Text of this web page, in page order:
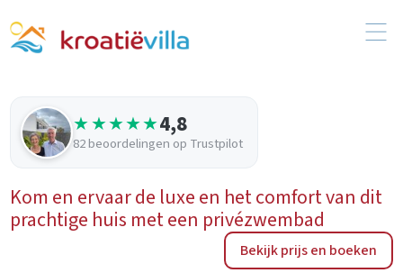
★★★★★4,8
82 beoordelingen op Trustpilot
Kom en ervaar de luxe en het comfort van dit
prachtige huis met een privézwembad
Bekijk prijs en boeken